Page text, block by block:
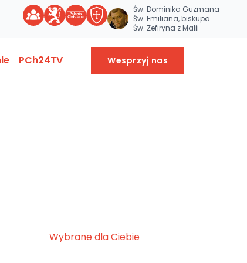
Św. Dominika Guzmana
Św. Emiliana, biskupa
Św. Zefiryna z Malii
PCh24TV Wesprzyj nas
Wybrane dla Ciebie